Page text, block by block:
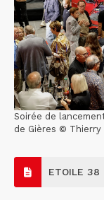
Soirée de
de Gières © Thierry
ETOILE 38